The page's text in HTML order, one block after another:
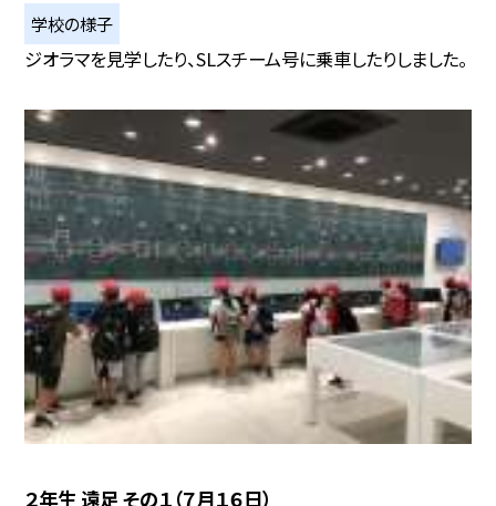
学校の様子
ジオラマを見学したり、SLスチーム号に乗車したりしました。
２年生 遠足 その１（７月１６日）